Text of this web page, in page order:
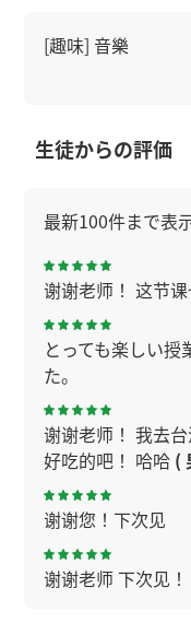
[趣味] 音樂
生徒からの評価
最新100件まで表
谢谢老师！ 这节
とっても楽しい
た。
谢谢老师！ 我去
好吃的吧！ 哈哈 (
谢谢您！下次见
谢谢老师 下次见！